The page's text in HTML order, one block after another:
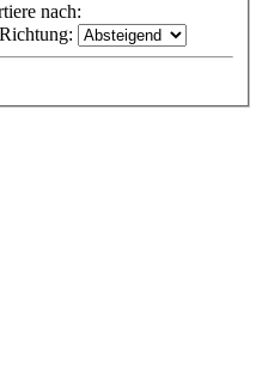
nach:
Richtung: